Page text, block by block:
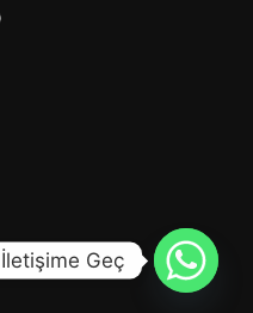
İletişime Geç